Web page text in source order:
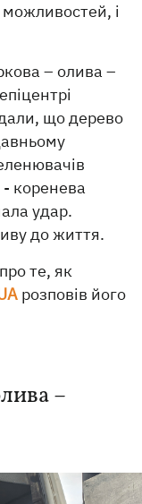
і
– олива –
що дерево
коренева
удар.
до життя.
те, як
розповів його
–